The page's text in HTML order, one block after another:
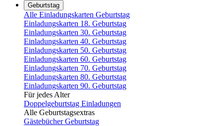
Geburtstag
Alle Einladungskarten Geburtstag
Einladungskarten 18. Geburtstag
Einladungskarten 30. Geburtstag
Einladungskarten 40. Geburtstag
Einladungskarten 50. Geburtstag
Einladungskarten 60. Geburtstag
Einladungskarten 70. Geburtstag
Einladungskarten 80. Geburtstag
Einladungskarten 90. Geburtstag
Für jedes Alter
Doppelgeburtstag Einladungen
Alle Geburtstagsextras
Gästebücher Geburtstag